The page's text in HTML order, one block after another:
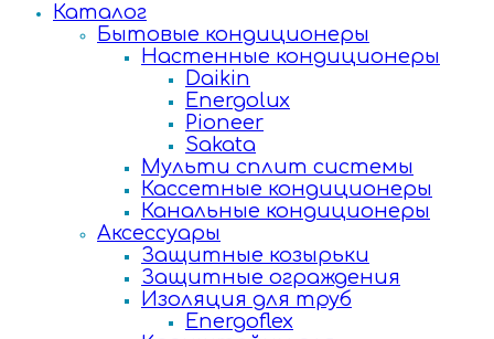
Каталог
Бытовые кондиционеры
Настенные кондиционеры
Daikin
Energolux
Pioneer
Sakata
Мульти сплит системы
Кассетные кондиционеры
Канальные кондиционеры
Аксессуары
Защитные козырьки
Защитные ограждения
Изоляция для труб
Energoflex